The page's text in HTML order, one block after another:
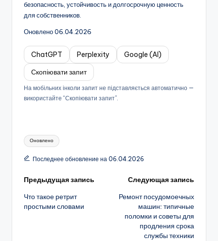
безопасность, устойчивость и долгосрочную ценность
для собственников.
Оновлено 06.04.2026
ChatGPT Perplexity
Google (AI)
Скопіювати запит
На мобільних інколи запит не підставляється автоматично —
використайте “Скопіювати запит”.
Метки:
Оновлено
Последнее обновление на 06.04.2026
Навигация
записи
Предыдущая запись
Что такое ретрит
простыми словами
Следующая запись
Ремонт посудомоечных
машин: типичные
поломки и советы для
продления срока
службы техники